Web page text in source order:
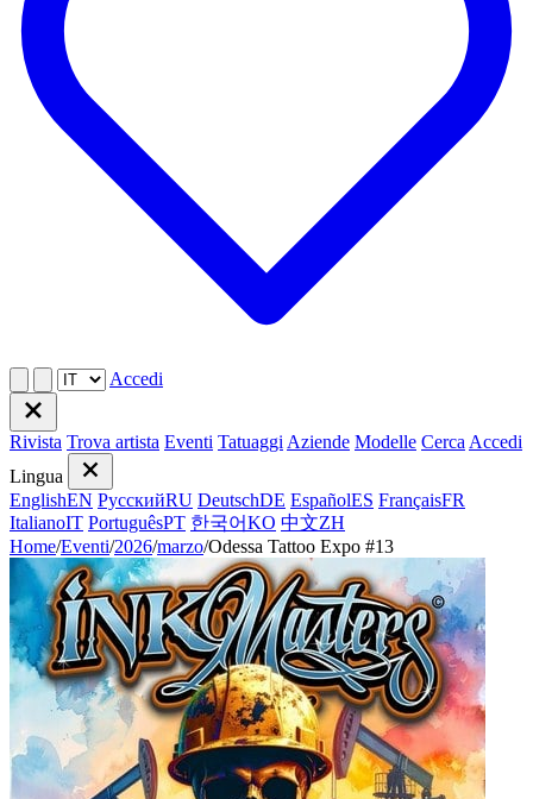
Accedi
Rivista Trova artista Eventi Tatuaggi Aziende Modelle Cerca Accedi
Lingua
EnglishEN РусскийRU DeutschDE EspañolES FrançaisFR
ItalianoIT PortuguêsPT 한국어KO 中文ZH
Home/Eventi/2026/marzo/Odessa Tattoo Expo #13